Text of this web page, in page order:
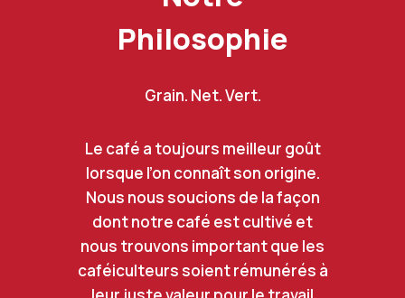
Philosophie
Grain. Net. Vert.
Le café a toujours meilleur goût
lorsque l’on connaît son origine.
Nous nous soucions de la façon
dont notre café est cultivé et
nous trouvons important que les
caféiculteurs soient rémunérés à